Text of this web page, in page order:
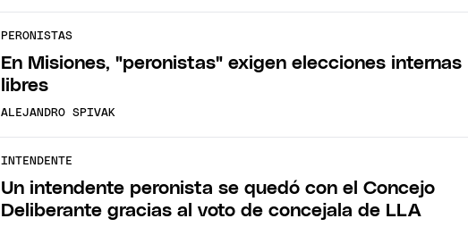
PERONISTAS
En Misiones, "peronistas" exigen elecciones internas
libres
ALEJANDRO SPIVAK
INTENDENTE
Un intendente peronista se quedó con el Concejo
Deliberante gracias al voto de concejala de LLA